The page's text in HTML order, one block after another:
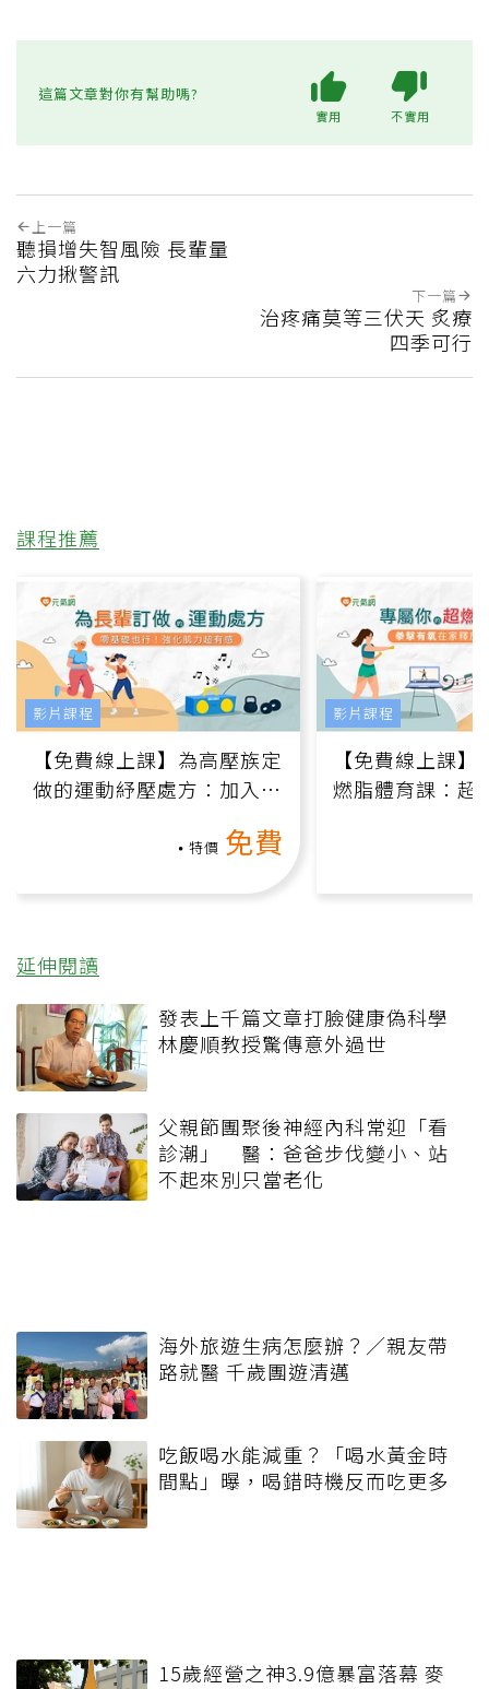
這篇文章對你有幫助嗎?
實用 不實用
上一篇
聽損增失智風險 長輩量
六力揪警訊
下一篇
治疼痛莫等三伏天 炙療
四季可行
課程推薦
【免費線上課】為高壓族定
做的運動紓壓處方：加入行
特價 免費
影片課程
【免費線上課
燃脂體育課：超
影片課程
延伸閱讀
發表上千篇文章打臉健康偽科學
林慶順教授驚傳意外過世
父親節團聚後神經內科常迎「看
診潮」 醫：爸爸步伐變小、站
不起來別只當老化
海外旅遊生病怎麼辦？／親友帶
路就醫 千歲團遊清邁
吃飯喝水能減重？「喝水黃金時
間點」曝，喝錯時機反而吃更多
15歲經營之神3.9億暴富落幕 麥